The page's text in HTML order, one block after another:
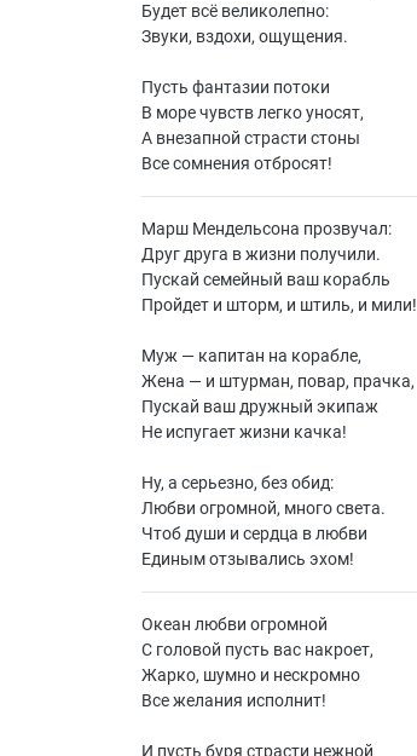
Будет всё великолепно:
Звуки, вздохи, ощущения.
Пусть фантазии потоки
В море чувств легко уносят,
А внезапной страсти стоны
Все сомнения отбросят!
Марш Мендельсона прозвучал:
Друг друга в жизни получили.
Пускай семейный ваш корабль
Пройдет и шторм, и штиль, и мили!
Муж — капитан на корабле,
Жена — и штурман, повар, прачка,
Пускай ваш дружный экипаж
Не испугает жизни качка!
Ну, а серьезно, без обид:
Любви огромной, много света.
Чтоб души и сердца в любви
Единым отзывались эхом!
Океан любви огромной
С головой пусть вас накроет,
Жарко, шумно и нескромно
Все желания исполнит!
И пусть буря страсти нежной